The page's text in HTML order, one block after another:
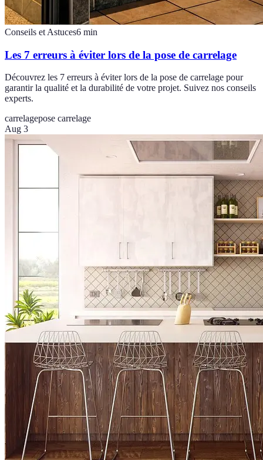
Conseils et Astuces6 min
Les 7 erreurs à éviter lors de la pose de carrelage
Découvrez les 7 erreurs à éviter lors de la pose de carrelage pour
garantir la qualité et la durabilité de votre projet. Suivez nos conseils
experts.
carrelagepose carrelage
Aug 3